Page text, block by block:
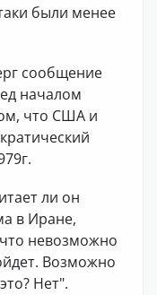
были менее
сообщение
началом
что США и
ли он
в Иране,
невозможно
Возможно
Нет".